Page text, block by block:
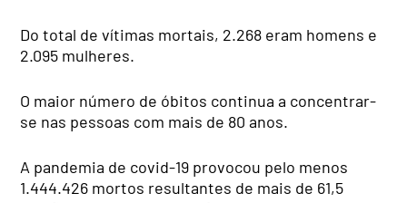
Do total de vítimas mortais, 2.268 eram homens e
2.095 mulheres.
O maior número de óbitos continua a concentrar-
se nas pessoas com mais de 80 anos.
A pandemia de covid-19 provocou pelo menos
1.444.426 mortos resultantes de mais de 61,5